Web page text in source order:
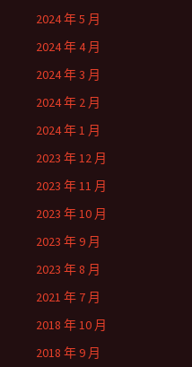
2024 年 5 月
2024 年 4 月
2024 年 3 月
2024 年 2 月
2024 年 1 月
2023 年 12 月
2023 年 11 月
2023 年 10 月
2023 年 9 月
2023 年 8 月
2021 年 7 月
2018 年 10 月
2018 年 9 月